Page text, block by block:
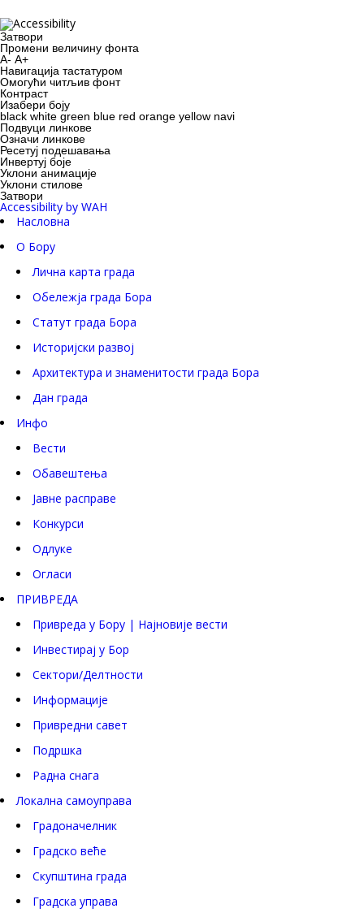
Затвори
Промени величину фонта
A- A+
Навигација тастатуром
Oмогући читљив фонт
Контраст
Изабери боју
black white green blue red orange yellow navi
Подвуци линкове
Означи линкове
Ресетуј подешавања
Инвертуј боје
Уклони анимације
Уклони стилове
Затвори
Accessibility by WAH
Насловна
О Бору
Лична карта града
Обележја града Бора
Статут града Бора
Историјски развој
Архитектура и знаменитости града Бора
Дан града
Инфо
Вести
Обавештења
Јавне расправе
Конкурси
Одлуке
Огласи
ПРИВРЕДА
Привреда у Бору | Најновије вести
Инвестирај у Бор
Сектори/Делтности
Информације
Привредни савет
Подршка
Радна снага
Локална самоуправа
Градоначелник
Градско веће
Скупштина града
Градска управа